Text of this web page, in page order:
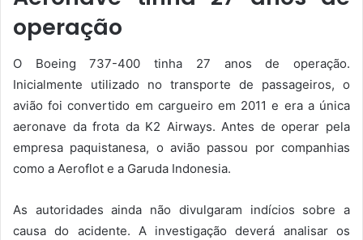
operação
O Boeing 737-400 tinha 27 anos de operação.
Inicialmente utilizado no transporte de passageiros, o
avião foi convertido em cargueiro em 2011 e era a única
aeronave da frota da K2 Airways. Antes de operar pela
empresa paquistanesa, o avião passou por companhias
como a Aeroflot e a Garuda Indonesia.
As autoridades ainda não divulgaram indícios sobre a
causa do acidente. A investigação deverá analisar os